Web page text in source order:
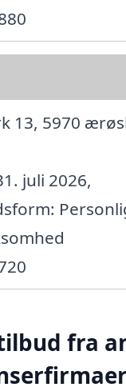
13, 5970
juli 2026,
fra